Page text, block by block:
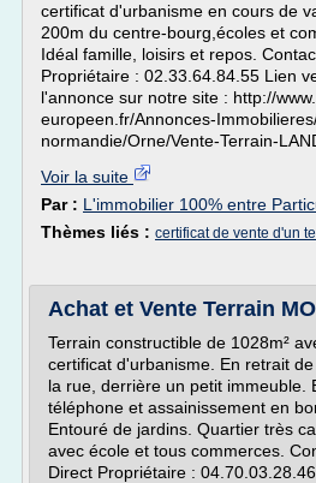
certificat d'urbanisme en cours de
200m du centre-bourg,écoles et
Idéal famille, loisirs et repos.
Propriétaire : 02.33.64.84.55 Lien
l'annonce sur notre site : http://
europeen.fr/Annonces-
normandie/Orne/Vente-Terrain-
Voir la suite
Par : L'immobilier 100% entre
Thèmes liés : certificat de vente d'un
Achat et Vente Terrain
Terrain constructible de 1028m²
certificat d'urbanisme. En retrait
la rue, derrière un petit immeuble.
téléphone et assainissement en
Entouré de jardins. Quartier très
avec école et tous commerces.
Direct Propriétaire :